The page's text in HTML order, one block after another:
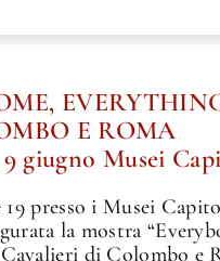
E ROMA
giugno Musei
presso i Musei
la mostra
di Colombo e